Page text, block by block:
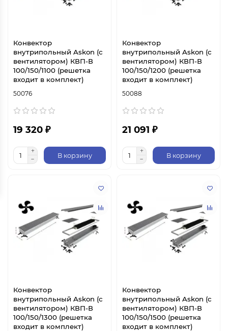
Конвектор
внутрипольный Askon (с
вентилятором) КВП-В
100/150/1100 (решетка
входит в комплект)
50076
19 320 ₽
В корзину
Конвектор
внутрипольный Askon (с
вентилятором) КВП-В
100/150/1200 (решетка
входит в комплект)
50088
21 091 ₽
В корзину
Конвектор
внутрипольный Askon (с
вентилятором) КВП-В
100/150/1300 (решетка
входит в комплект)
Конвектор
внутрипольный Askon (с
вентилятором) КВП-В
100/150/1500 (решетка
входит в комплект)